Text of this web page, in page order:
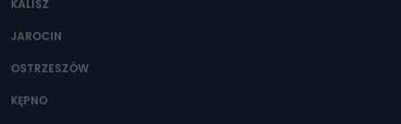
Można to zrobić pod numerem telefonu 62 735-51-05 lub
KALISZ
JAROCIN
OSTRZESZÓW
KĘPNO